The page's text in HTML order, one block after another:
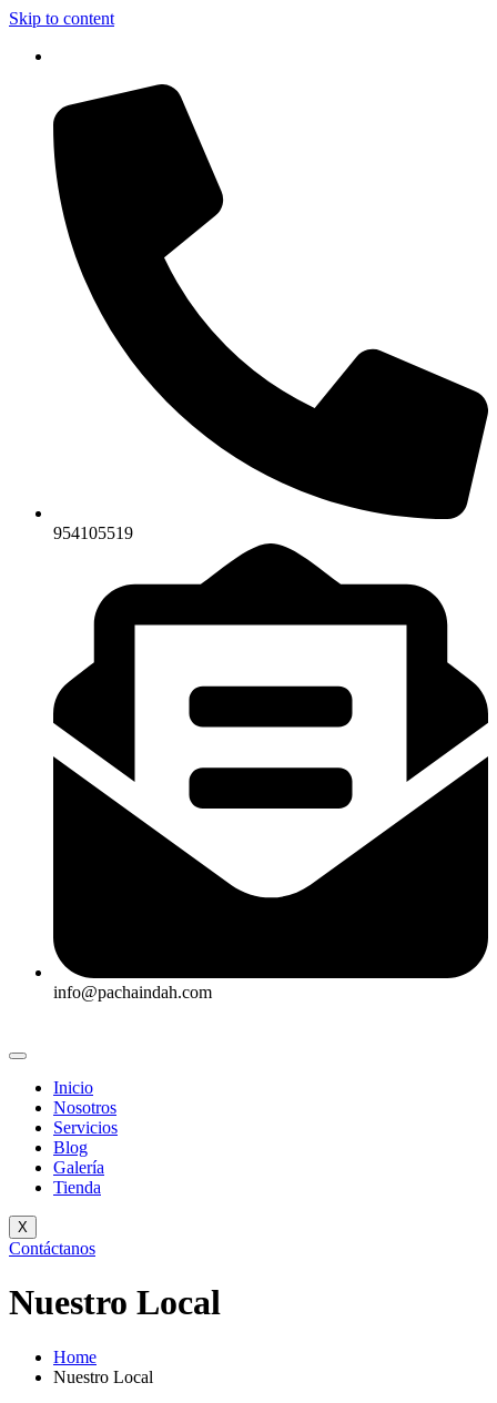
Skip to content
954105519
info@pachaindah.com
Inicio
Nosotros
Servicios
Blog
Galería
Tienda
X
Contáctanos
Nuestro Local
Home
Nuestro Local